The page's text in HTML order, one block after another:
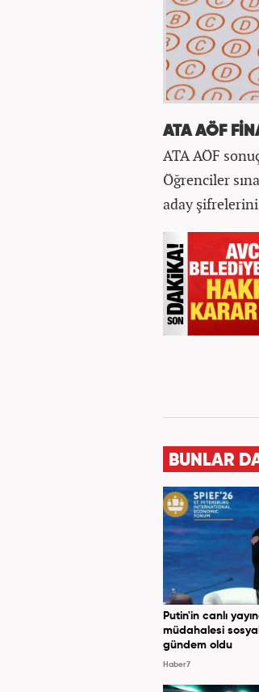
ATA AÖF
ATA AÖF
Öğrenciler
aday
BUNLAR
Putin'in canlı
müdahalesi
gündem oldu
Haber7